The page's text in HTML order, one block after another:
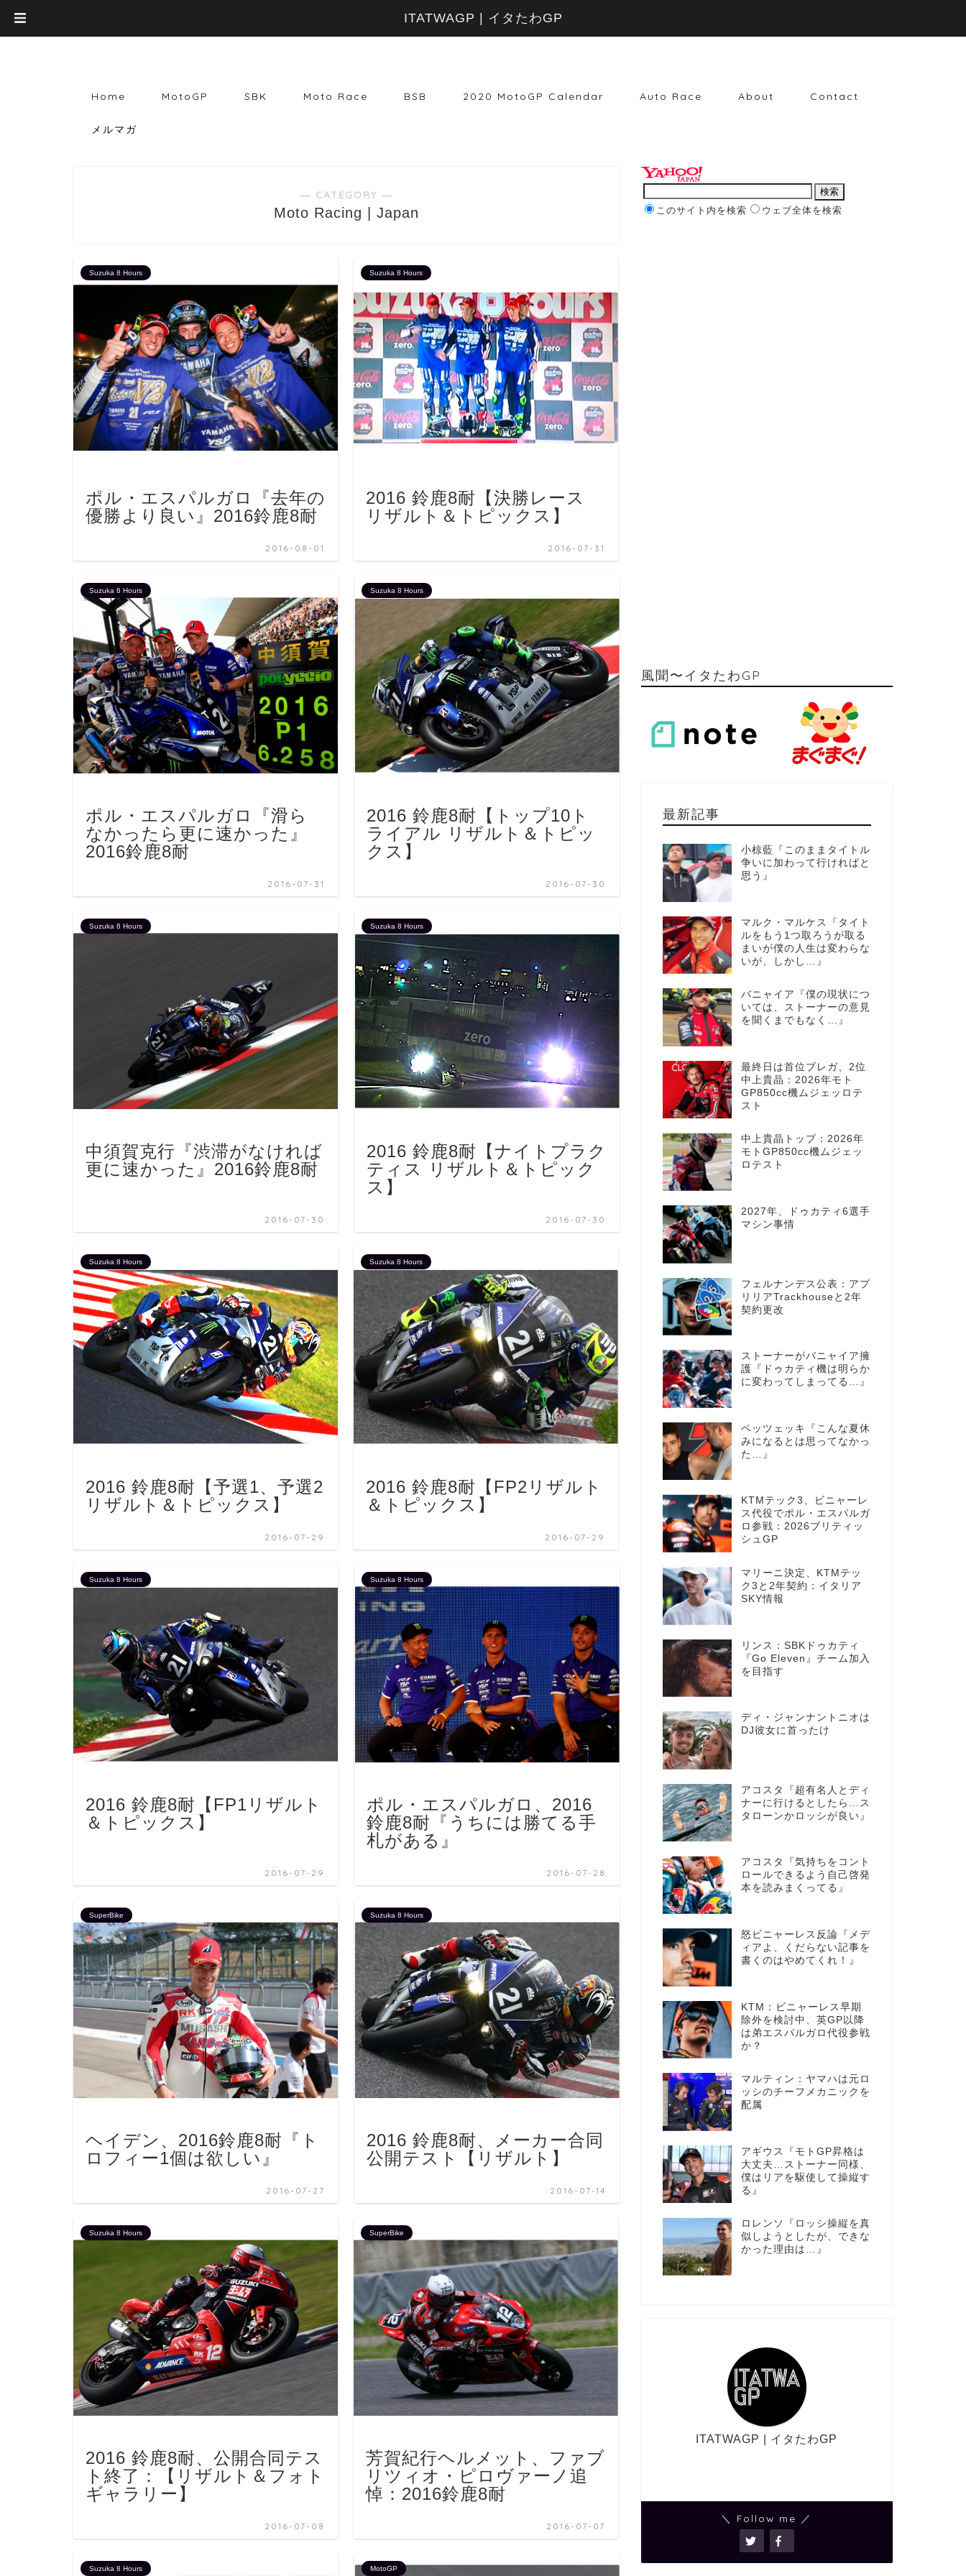
Home MotoGP SBK Moto Race BSB 2020 MotoGP Calendar Auto Race About Contact
メルマガ
― CATEGORY ―
Moto Racing | Japan
Suzuka 8 Hours
ポル・エスパルガロ『去年の
優勝より良い』2016鈴鹿8耐
2016-08-01
Suzuka 8 Hours
2016 鈴鹿8耐【決勝レース
リザルト＆トピックス】
2016-07-31
Suzuka 8 Hours
ポル・エスパルガロ『滑ら
なかったら更に速かった』
2016鈴鹿8耐
2016-07-31
Suzuka 8 Hours
2016 鈴鹿8耐【トップ10ト
ライアル リザルト＆トピッ
クス】
2016-07-30
Suzuka 8 Hours
中須賀克行『渋滞がなければ
更に速かった』2016鈴鹿8耐
2016-07-30
Suzuka 8 Hours
2016 鈴鹿8耐【ナイトプラク
ティス リザルト＆トピック
ス】
2016-07-30
Suzuka 8 Hours
2016 鈴鹿8耐【予選1、予選2
リザルト＆トピックス】
2016-07-29
Suzuka 8 Hours
2016 鈴鹿8耐【FP2リザルト
＆トピックス】
2016-07-29
Suzuka 8 Hours
2016 鈴鹿8耐【FP1リザルト
＆トピックス】
2016-07-29
Suzuka 8 Hours
ポル・エスパルガロ、2016
鈴鹿8耐『うちには勝てる手
札がある』
2016-07-28
SuperBike
ヘイデン、2016鈴鹿8耐『ト
ロフィー1個は欲しい』
2016-07-27
Suzuka 8 Hours
2016 鈴鹿8耐、メーカー合同
公開テスト【リザルト】
2016-07-14
Suzuka 8 Hours
2016 鈴鹿8耐、公開合同テス
ト終了：【リザルト＆フォト
ギャラリー】
2016-07-08
SuperBike
芳賀紀行ヘルメット、ファブ
リツィオ・ピロヴァーノ追
悼：2016鈴鹿8耐
2016-07-07
Suzuka 8 Hours MotoGP
このサイト内を検索 ウェブ全体を検索
風聞〜イタたわGP
最新記事
小椋藍『このままタイトル
争いに加わって行ければと
思う』
マルク・マルケス『タイト
ルをもう1つ取ろうが取る
まいが僕の人生は変わらな
いが、しかし…』
バニャイア『僕の現状につ
いては、ストーナーの意見
を聞くまでもなく…』
最終日は首位ブレガ、2位
中上貴晶：2026年モト
GP850cc機ムジェッロテ
スト
中上貴晶トップ：2026年
モトGP850cc機ムジェッ
ロテスト
2027年、ドゥカティ6選手
マシン事情
フェルナンデス公表：アプ
リリアTrackhouseと2年
契約更改
ストーナーがバニャイア擁
護『ドゥカティ機は明らか
に変わってしまってる…』
ベッツェッキ『こんな夏休
みになるとは思ってなかっ
た…』
KTMテック3、ビニャーレ
ス代役でポル・エスパルガ
ロ参戦：2026ブリティッ
シュGP
マリーニ決定、KTMテッ
ク3と2年契約：イタリア
SKY情報
リンス：SBKドゥカティ
『Go Eleven』チーム加入
を目指す
ディ・ジャンナントニオは
DJ彼女に首ったけ
アコスタ『超有名人とディ
ナーに行けるとしたら…ス
タローンかロッシが良い』
アコスタ『気持ちをコント
ロールできるよう自己啓発
本を読みまくってる』
怒ビニャーレス反論『メデ
ィアよ、くだらない記事を
書くのはやめてくれ！』
KTM：ビニャーレス早期
除外を検討中、英GP以降
は弟エスパルガロ代役参戦
か？
マルティン：ヤマハは元ロ
ッシのチーフメカニックを
配属
アギウス『モトGP昇格は
大丈夫…ストーナー同様、
僕はリアを駆使して操縦す
る』
ロレンソ『ロッシ操縦を真
似しようとしたが、できな
かった理由は…』
ITATWAGP | イタたわGP
＼ Follow me ／
ITATWAGP | イタたわGP